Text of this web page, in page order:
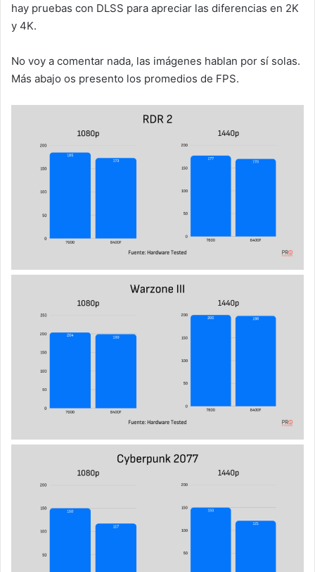
hay pruebas con DLSS para apreciar las diferencias en 2K
y 4K.
No voy a comentar nada, las imágenes hablan por sí solas.
Más abajo os presento los promedios de FPS.